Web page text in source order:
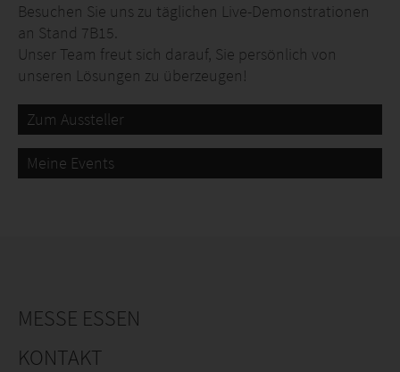
Besuchen Sie uns zu täglichen Live-Demonstrationen
an Stand 7B15.
Unser Team freut sich darauf, Sie persönlich von
unseren Lösungen zu überzeugen!
Zum Aussteller
Meine Events
MESSE ESSEN
KONTAKT